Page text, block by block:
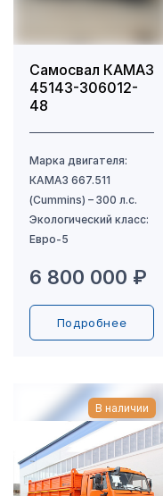
Самосвал КАМАЗ
45143-306012-
48
6 800 000 ₽
Подробнее
В наличии